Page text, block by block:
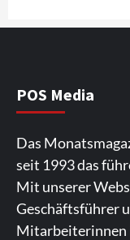
5
statt
6
Top Story
IFA
POS Media
Das
seit 1993 das
Mit unserer
Geschäftsführer
Mitarbeiterinnen